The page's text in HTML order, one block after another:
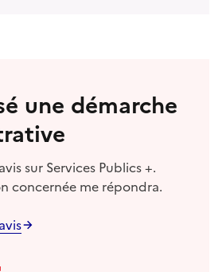
une démarche
sur Services Publics +.
concernée me répondra.